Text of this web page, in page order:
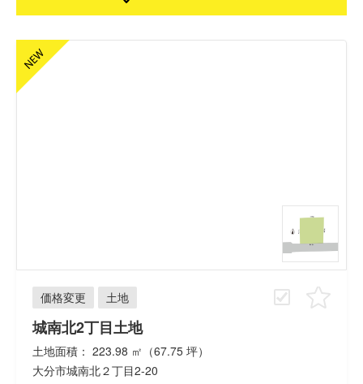
価格変更 土地
城南北2丁目土地
土地面積： 223.98 ㎡（67.75 坪）
大分市城南北２丁目2-20